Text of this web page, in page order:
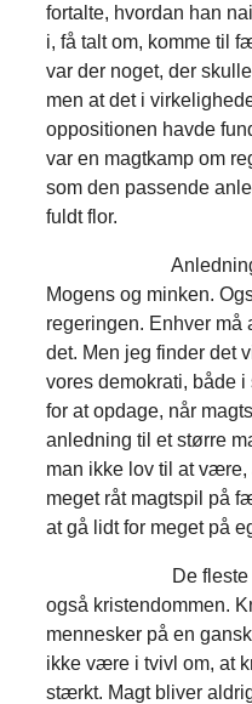
fortalte, hvordan han
i, få talt om, komme til
var der noget, der
men at det i
oppositionen havde
var en magtkamp om
som den passende
fuldt flor.
Anledning til
Mogens og minken.
regeringen. Enhver må
det. Men jeg finder det
vores demokrati, både
for at opdage, når
anledning til et større
man ikke lov til at være,
meget råt magtspil på
at gå lidt for meget på
De fleste
også kristendommen.
mennesker på en
ikke være i tvivl om, at
stærkt. Magt bliver